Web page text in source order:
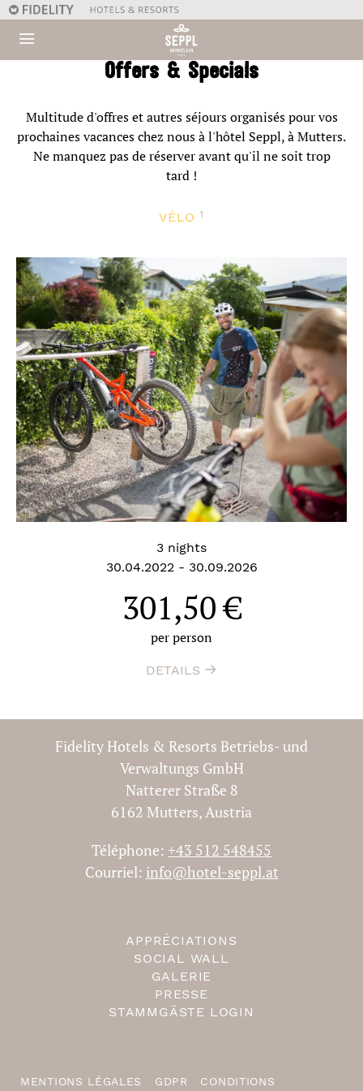
ROMANTISME CHEZ
SEPPL 2 NUITS
10.01.2023 - 19.12.2024
à partir de € 235,37
Si vous avez des questions, vous pouvez nous
joindre par téléphone
ou par e-mail sont toujours disponibles.
Offers & Specials
Multitude d'offres et autres séjours organisés pour vos
prochaines vacances chez nous à l'hôtel Seppl, à Mutters.
Ne manquez pas de réserver avant qu'il ne soit trop
tard !
VÉLO 1
3 nights
30.04.2022 - 30.09.2026
301,50€
per person
DETAILS
APPRÉCIATIONS
SOCIAL WALL
GALERIE
PRESSE
STAMMGÄSTE LOGIN
Fidelity Hotels & Resorts Betriebs- und
Verwaltungs GmbH
Natterer Straße 8
6162 Mutters, Austria
Téléphone: +43 512 548455
Courriel: info@hotel-seppl.at
MENTIONS LÉGALES GDPR CONDITIONS